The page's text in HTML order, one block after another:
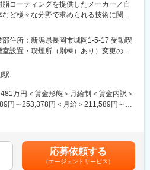
コーティングを提供したメーカー／自
ど様々な分野で求められる技術に関わ
客さまよりお預かりした基材にフッ素加
。
る油脂などを取り除くため、溶剤洗
ます。
スキングし、塗装を行います。
部住所：新潟県長岡市城岡1-5-17 受動喫
設置・喫煙所（別棟）あり）変更の範
駅
万円＜賃金形態＞月給制＜賃金内訳＞
円～253,378円＜月給＞211,589円～
安の金額であり、選考を通じて上下する
(月額)は固定手当を含めた表記です。
応募依頼する
（エージェントサービス）